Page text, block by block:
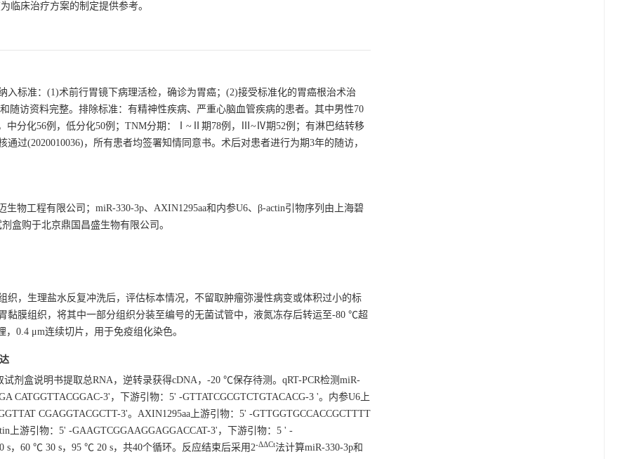
临床治疗方案的制定提供参考。
标准：(1)术前行胃镜下病理活检，确诊为胃癌；(2)接受标准化的胃癌根治术治
随访资料完整。排除标准：有精神性疾病、严重心脑血管疾病的患者。其中男性70
中分化56例，低分化50例；TNM分期：Ⅰ~Ⅱ期78例，Ⅲ~Ⅳ期52例；有淋巴结转移
过(2020010036)，所有患者均签署知情同意书。术后对患者进行为期3年的随访，
物工程有限公司；miR-330-3p、AXIN1295aa和内参U6、β-actin引物序列由上海碧
盒购于北京鼎国昌盛生物有限公司。
，生理盐水反复冲洗后，评估标本情况，不留取肿瘤弥漫性病变或体积过小的标
膜组织，将其中一部分组织分装至编号的无菌试管中，液氮冻存后转运至-80 ℃超
0.4 μm连续切片，用于免疫组化染色。
剂盒说明书提取总RNA，逆转录获得cDNA，-20 ℃保存待测。qRT-PCR检测miR-
CATGGTTACGGAC-3'，下游引物：5' -GTTATCGCGTCTGTACACG-3 '。内参U6上
CGAGGTACGCTT-3'。AXIN1295aa上游引物：5' -GTTGGTGCCACCGCTTTT
上游引物：5' -GAAGTCGGAAGGAGGACCAT-3'，下游引物：5 ' -
，60 ℃ 30 s，95 ℃ 20 s，共40个循环。反应结束后采用2-ΔΔCt法计算miR-330-3p和